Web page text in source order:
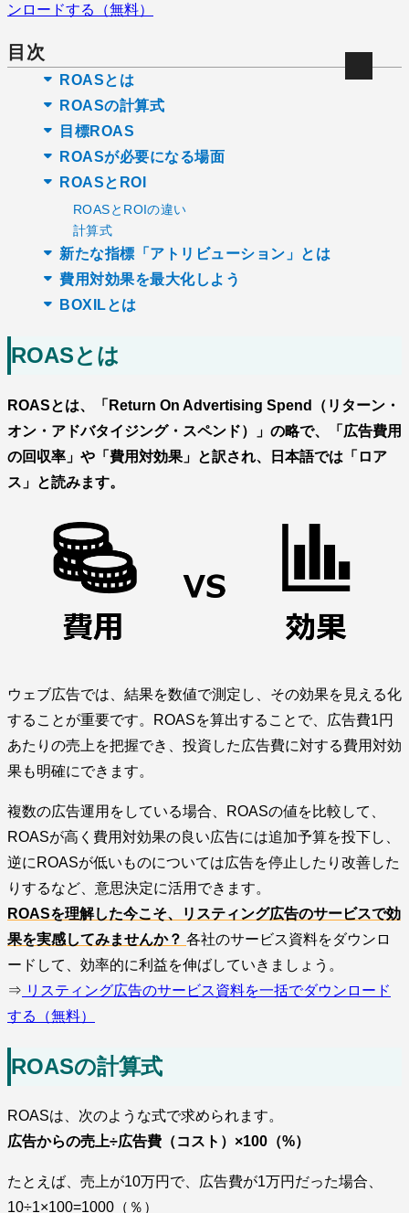
ンロードする（無料）
目次
ROASとは
ROASの計算式
目標ROAS
ROASが必要になる場面
ROASとROI
ROASとROIの違い
計算式
新たな指標「アトリビューション」とは
費用対効果を最大化しよう
BOXILとは
ROASとは
ROASとは、「Return On Advertising Spend（リターン・
オン・アドバタイジング・スペンド）」の略で、「広告費用
の回収率」や「費用対効果」と訳され、日本語では「ロア
ス」と読みます。
ウェブ広告では、結果を数値で測定し、その効果を見える化
することが重要です。ROASを算出することで、広告費1円
あたりの売上を把握でき、投資した広告費に対する費用対効
果も明確にできます。
複数の広告運用をしている場合、ROASの値を比較して、
ROASが高く費用対効果の良い広告には追加予算を投下し、
逆にROASが低いものについては広告を停止したり改善した
りするなど、意思決定に活用できます。
ROASを理解した今こそ、リスティング広告のサービスで効
果を実感してみませんか？ 各社のサービス資料をダウンロ
ードして、効率的に利益を伸ばしていきましょう。
⇒ リスティング広告のサービス資料を一括でダウンロード
する（無料）
ROASの計算式
ROASは、次のような式で求められます。
広告からの売上÷広告費（コスト）×100（%）
たとえば、売上が10万円で、広告費が1万円だった場合、
10÷1×100=1000（％）